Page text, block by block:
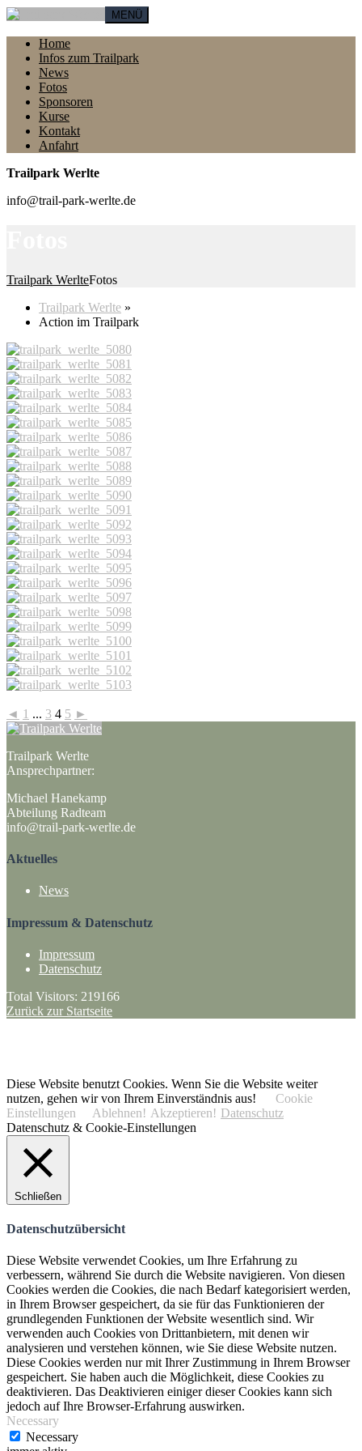
MENÜ
Home
Infos zum Trailpark
News
Fotos
Sponsoren
Kurse
Kontakt
Anfahrt
Trailpark Werlte
info@trail-park-werlte.de
Trailpark WerlteFotos
Trailpark Werlte »
Action im Trailpark
◄ 1 ... 3 4 5 ►
Trailpark Werlte
Ansprechpartner:
Michael Hanekamp
Abteilung Radteam
info@trail-park-werlte.de
Aktuelles
News
Impressum & Datenschutz
Impressum
Datenschutz
Total Visitors: 219166
Zurück zur Startseite
Diese Website benutzt Cookies. Wenn Sie die Website weiter
nutzen, gehen wir von Ihrem Einverständnis aus!
Cookie
Einstellungen
Ablehnen! Akzeptieren! Datenschutz
Datenschutz & Cookie-Einstellungen
Schließen
Datenschutzübersicht
Diese Website verwendet Cookies, um Ihre Erfahrung zu
verbessern, während Sie durch die Website navigieren. Von diesen
Cookies werden die Cookies, die nach Bedarf kategorisiert werden,
in Ihrem Browser gespeichert, da sie für das Funktionieren der
grundlegenden Funktionen der Website wesentlich sind. Wir
verwenden auch Cookies von Drittanbietern, mit denen wir
analysieren und verstehen können, wie Sie diese Website nutzen.
Diese Cookies werden nur mit Ihrer Zustimmung in Ihrem Browser
gespeichert. Sie haben auch die Möglichkeit, diese Cookies zu
deaktivieren. Das Deaktivieren einiger dieser Cookies kann sich
jedoch auf Ihre Browser-Erfahrung auswirken.
Necessary
Necessary